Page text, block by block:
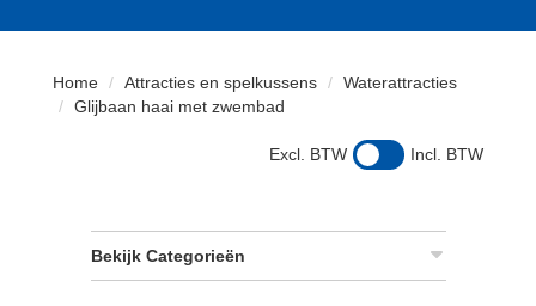
Home Attracties en spelkussens
Waterattracties
Glijbaan haai met zwembad
Excl. BTW Incl. BTW
Bekijk Categorieën